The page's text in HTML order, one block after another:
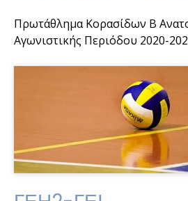
Πρωτάθλημα Κορασίδων Β
Αγωνιστικής Περιόδου 2020-